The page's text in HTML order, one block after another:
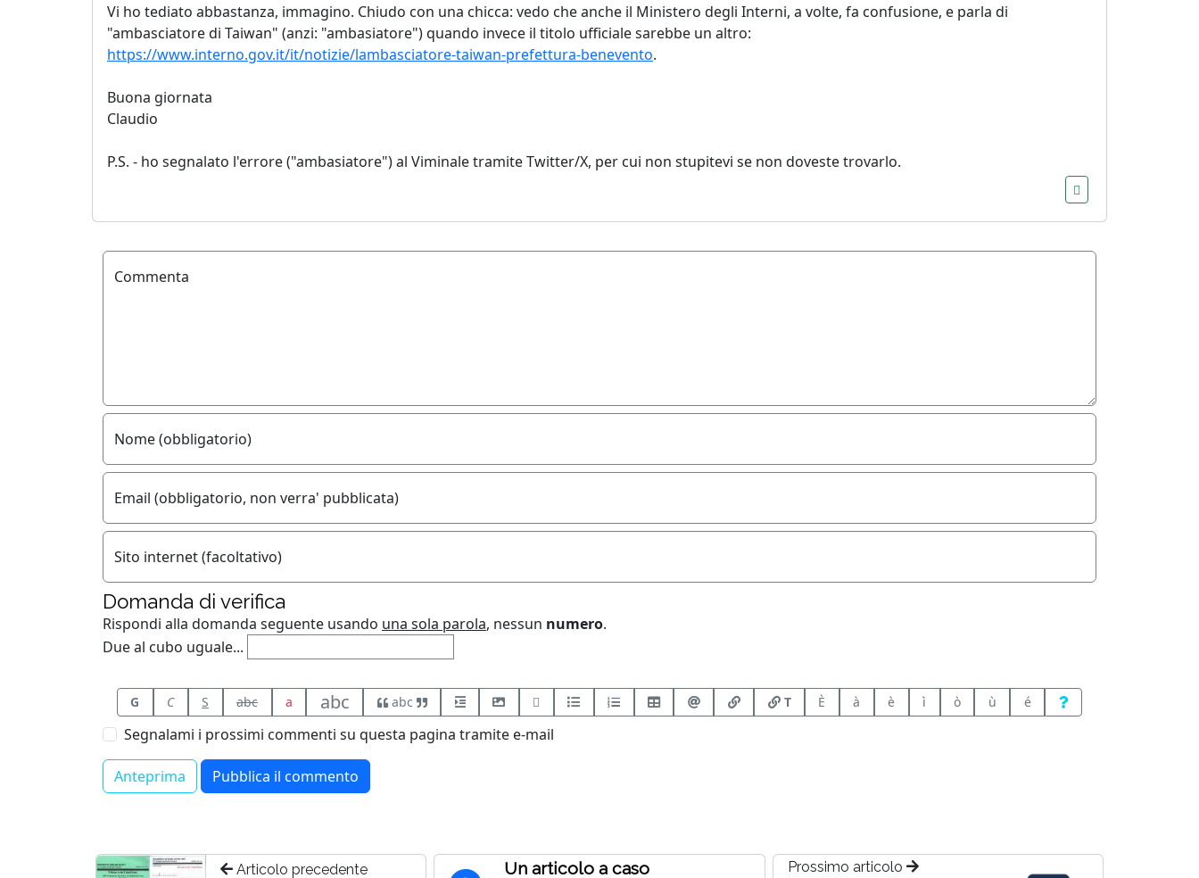
Vi ho tediato abbastanza, immagino. Chiudo con una chicca: vedo che anche il Ministero degli Interni, a volte, fa confusione, e parla di
"ambasciatore di Taiwan" (anzi: "ambasiatore") quando invece il titolo ufficiale sarebbe un altro:
https://www.interno.gov.it/it/notizie/lambasciatore-taiwan-prefettura-benevento.
Buona giornata
Claudio
P.S. - ho segnalato l'errore ("ambasiatore") al Viminale tramite Twitter/X, per cui non stupitevi se non doveste trovarlo.
Commenta
Nome (obbligatorio)
Email (obbligatorio, non verra' pubblicata)
Sito internet (facoltativo)
Domanda di verifica
Rispondi alla domanda seguente usando una sola parola, nessun numero.
Due al cubo uguale...
G C S abc a abc abc T È à è ì ò ù é
Segnalami i prossimi commenti su questa pagina tramite e-mail
Articolo precedente Un articolo a caso Prossimo articolo